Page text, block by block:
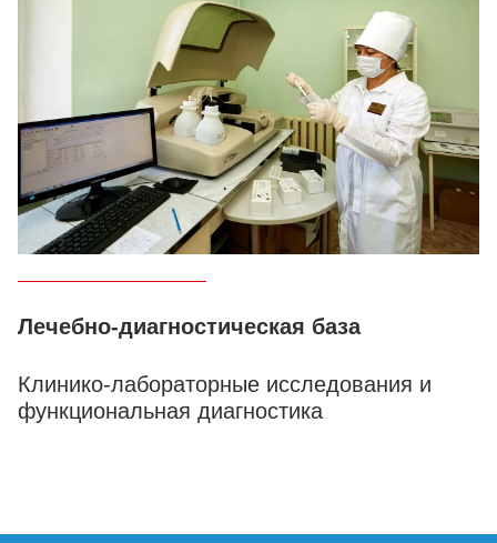
Лечебно-диагностическая база
Клинико-лабораторные исследования и
функциональная диагностика